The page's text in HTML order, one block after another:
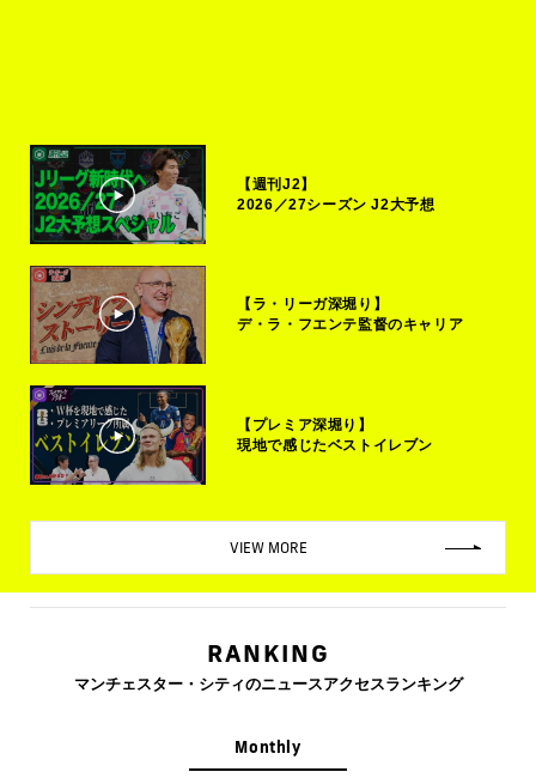
【週刊J2】
2026／27シーズン J2大予想
【ラ・リーガ深堀り】
デ・ラ・フエンテ監督のキャリア
【プレミア深堀り】
現地で感じたベストイレブン
VIEW MORE
RANKING
マンチェスター・シティのニュースアクセスランキング
Monthly